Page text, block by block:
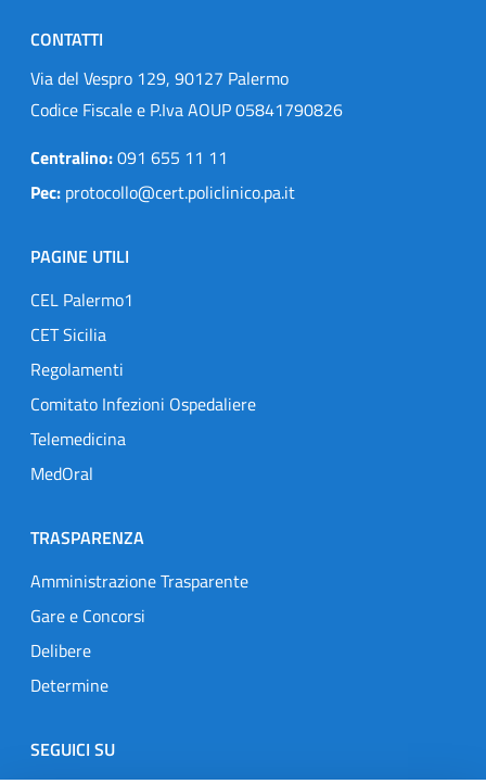
CONTATTI
Via del Vespro 129, 90127 Palermo
Codice Fiscale e P.Iva AOUP 05841790826
Centralino:091 655 11 11
Pec: protocollo@cert.policlinico.pa.it
PAGINE UTILI
CEL Palermo1
CET Sicilia
Regolamenti
Comitato Infezioni Ospedaliere
Telemedicina
MedOral
TRASPARENZA
Amministrazione Trasparente
Gare e Concorsi
Delibere
Determine
SEGUICI SU